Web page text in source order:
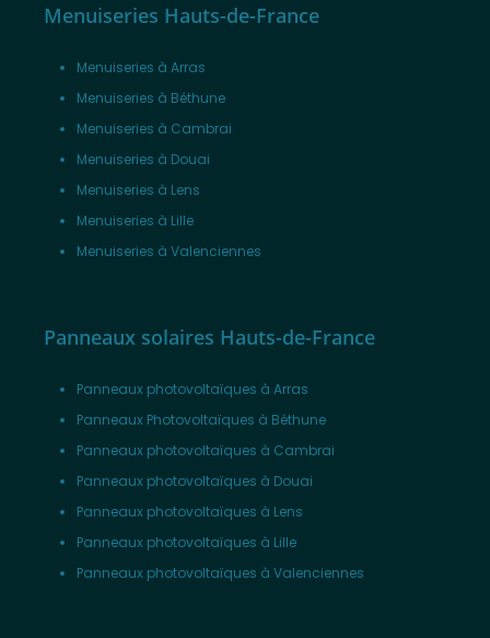
Menuiseries Hauts-de-France
Menuiseries à Arras
Menuiseries à Béthune
Menuiseries à Cambrai
Menuiseries à Douai
Menuiseries à Lens
Menuiseries à Lille
Menuiseries à Valenciennes
Panneaux solaires Hauts-de-France
Panneaux photovoltaïques à Arras
Panneaux Photovoltaïques à Béthune
Panneaux photovoltaïques à Cambrai
Panneaux photovoltaïques à Douai
Panneaux photovoltaïques à Lens
Panneaux photovoltaïques à Lille
Panneaux photovoltaïques à Valenciennes